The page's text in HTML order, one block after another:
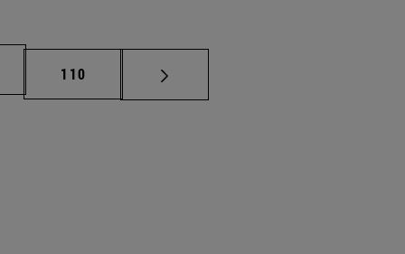
Página
110